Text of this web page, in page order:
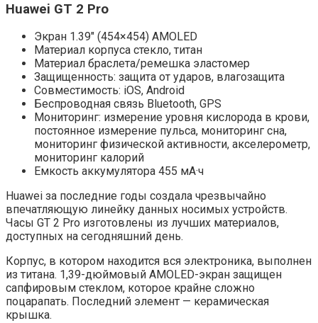
Huawei GT 2 Pro
Экран 1.39″ (454×454) AMOLED
Материал корпуса стекло, титан
Материал браслета/ремешка эластомер
Защищенность: защита от ударов, влагозащита
Совместимость: iOS, Android
Беспроводная связь Bluetooth, GPS
Мониторинг: измерение уровня кислорода в крови,
постоянное измерение пульса, мониторинг сна,
мониторинг физической активности, акселерометр,
мониторинг калорий
Емкость аккумулятора 455 мА·ч
Huawei за последние годы создала чрезвычайно
впечатляющую линейку данных носимых устройств.
Часы GT 2 Pro изготовлены из лучших материалов,
доступных на сегодняшний день.
Корпус, в котором находится вся электроника, выполнен
из титана. 1,39-дюймовый AMOLED-экран защищен
сапфировым стеклом, которое крайне сложно
поцарапать. Последний элемент — керамическая
крышка.